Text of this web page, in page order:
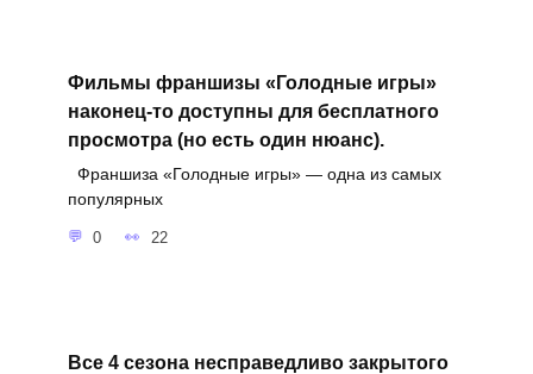
Фильмы франшизы «Голодные игры»
наконец-то доступны для бесплатного
просмотра (но есть один нюанс).
Франшиза «Голодные игры» — одна из самых
популярных
0 22
Все 4 сезона несправедливо закрытого